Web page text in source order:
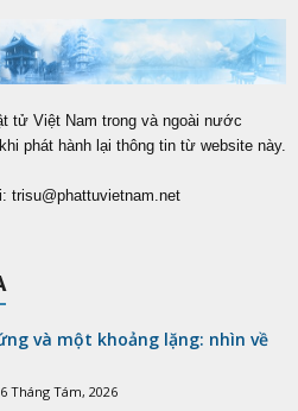
tử Việt Nam trong và ngoài nước
phát hành lại thông tin từ website này.
trisu@phattuvietnam.net
và một khoảng lặng: nhìn về
6 Tháng Tám, 2026